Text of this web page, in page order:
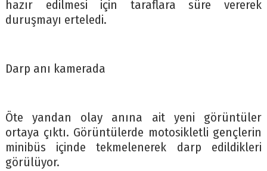
hazır edilmesi için taraflara süre vererek
duruşmayı erteledi.
Darp anı kamerada
Öte yandan olay anına ait yeni görüntüler
ortaya çıktı. Görüntülerde motosikletli gençlerin
minibüs içinde tekmelenerek darp edildikleri
görülüyor.